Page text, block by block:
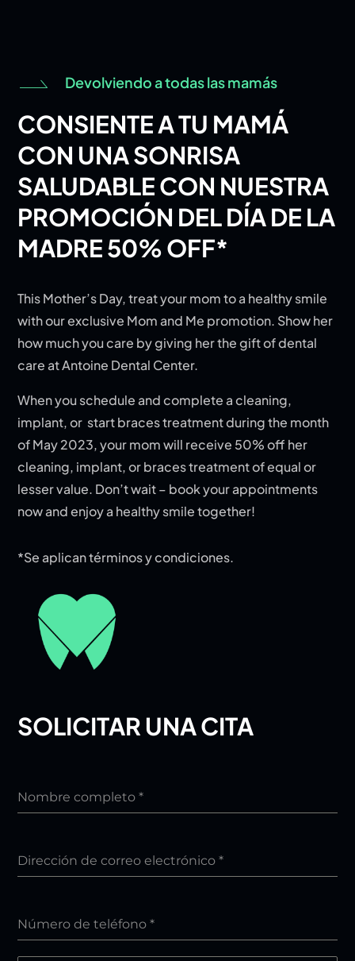
Devolviendo a todas las mamás
CONSIENTE A TU MAMÁ
CON UNA SONRISA
SALUDABLE CON NUESTRA
PROMOCIÓN DEL DÍA DE LA
MADRE 50% OFF*
This Mother’s Day, treat your mom to a healthy smile
with our exclusive Mom and Me promotion. Show her
how much you care by giving her the gift of dental
care at Antoine Dental Center.
When you schedule and complete a cleaning,
implant, or start braces treatment during the month
of May 2023, your mom will receive 50% off her
cleaning, implant, or braces treatment of equal or
lesser value. Don’t wait – book your appointments
now and enjoy a healthy smile together!
*Se aplican términos y condiciones.
SOLICITAR UNA CITA
Nombre completo*
Dirección de correo electrónico*
Número de teléfono*